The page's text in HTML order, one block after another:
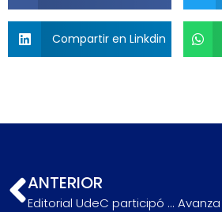
Compartir en Linkdin
ANTERIOR
Editorial UdeC participó en Filsa Virtual 2020